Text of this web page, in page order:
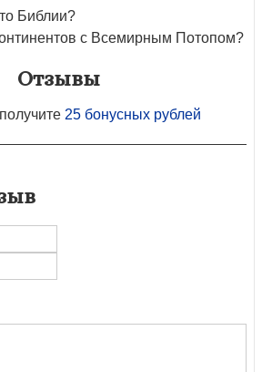
Библии?
с Всемирным Потопом?
Отзывы
25 бонусных рублей